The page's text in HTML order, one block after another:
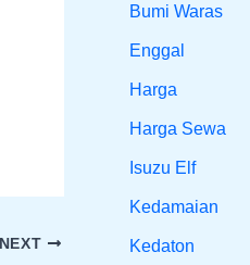
NEXT
Bumi Waras
Enggal
Harga
Harga Sewa
Isuzu Elf
Kedamaian
Kedaton